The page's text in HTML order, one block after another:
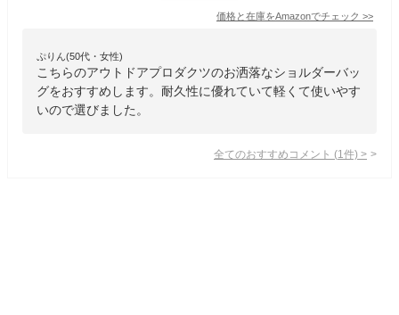
価格と在庫をAmazonでチェック >>
ぷりん(50代・女性)
こちらのアウトドアプロダクツのお洒落なショルダーバッ
グをおすすめします。耐久性に優れていて軽くて使いやす
いので選びました。
全てのおすすめコメント (1 件) >